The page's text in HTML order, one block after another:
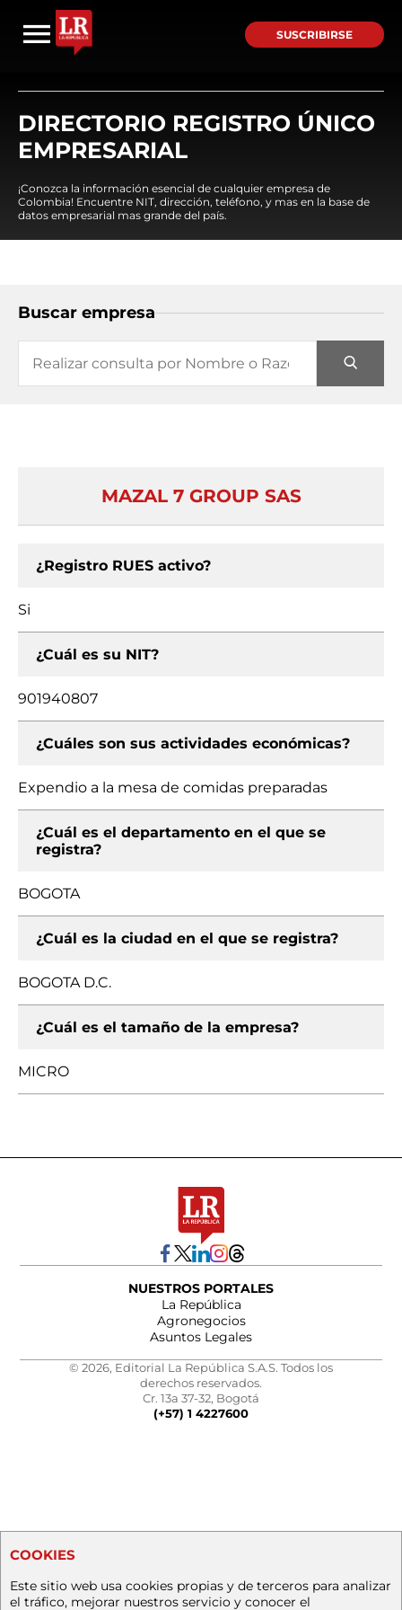
SUSCRIBIRSE
DIRECTORIO REGISTRO ÚNICO
EMPRESARIAL
¡Conozca la información esencial de cualquier empresa de
Colombia! Encuentre NIT, dirección, teléfono, y mas en la base de
datos empresarial mas grande del país.
Buscar empresa
MAZAL 7 GROUP SAS
¿Registro RUES activo?
Si
¿Cuál es su NIT?
901940807
¿Cuáles son sus actividades económicas?
Expendio a la mesa de comidas preparadas
¿Cuál es el departamento en el que se
registra?
BOGOTA
¿Cuál es la ciudad en el que se registra?
BOGOTA D.C.
¿Cuál es el tamaño de la empresa?
MICRO
NUESTROS PORTALES
La República
Agronegocios
Asuntos Legales
© 2026, Editorial La República S.A.S. Todos los
derechos reservados.
Cr. 13a 37-32, Bogotá
(+57) 1 4227600
COOKIES
Este sitio web usa cookies propias y de terceros para analizar
el tráfico, mejorar nuestros servicio y conocer el